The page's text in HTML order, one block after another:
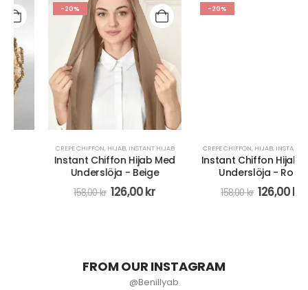
CREPE CHIFFON,HIJAB,INSTANT HIJAB
Instant Chiffon Hijab Med
Underslöja - Beige
126,00kr
CREPE CHIFFON,HIJAB,INSTANT HIJAB
Instant Chiffon Hijab Med
Underslöja - Rosa
126,00kr
FROM OUR INSTAGRAM
@Benillyab